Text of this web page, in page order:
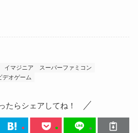
イマジニア
スーパーファミコン
デオゲーム
たらシェアしてね！